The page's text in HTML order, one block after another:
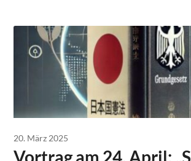
20. März 2025
Vortrag am 24. April: